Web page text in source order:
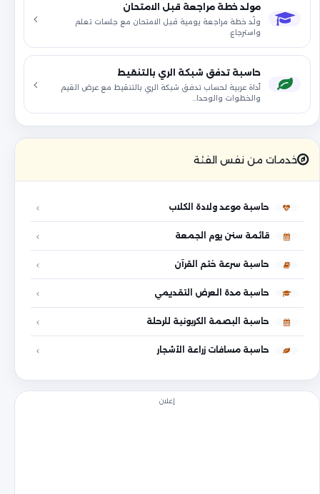
مولد خطة مراجعة قبل الامتحان
ولّد خطة مراجعة يومية قبل الامتحان مع جلسات تعلم
واسترجاع.
حاسبة تدفق شبكة الري بالتنقيط
أداة عربية لحساب تدفق شبكة الري بالتنقيط مع عرض القيم
والخطوات والوحدا…
خدمات من نفس الفئة
حاسبة موعد ولادة الكلاب
قائمة سنن يوم الجمعة
حاسبة سرعة ختم القرآن
حاسبة مدة العرض التقديمي
حاسبة البصمة الكربونية للرحلة
حاسبة مسافات زراعة الأشجار
إعلان